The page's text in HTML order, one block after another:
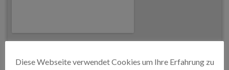
Diese Webseite verwendet Cookies um Ihre Erfahrung zu